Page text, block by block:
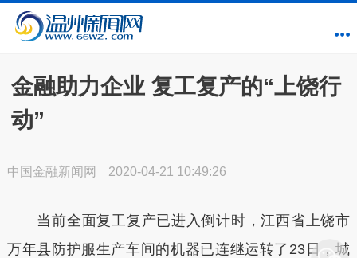
金融助力企业 复工复产的“上饶行
动”
中国金融新闻网 2020-04-21 10:49:26
当前全面复工复产已进入倒计时，江西省上饶市
万年县防护服生产车间的机器已连继运转了23日，城